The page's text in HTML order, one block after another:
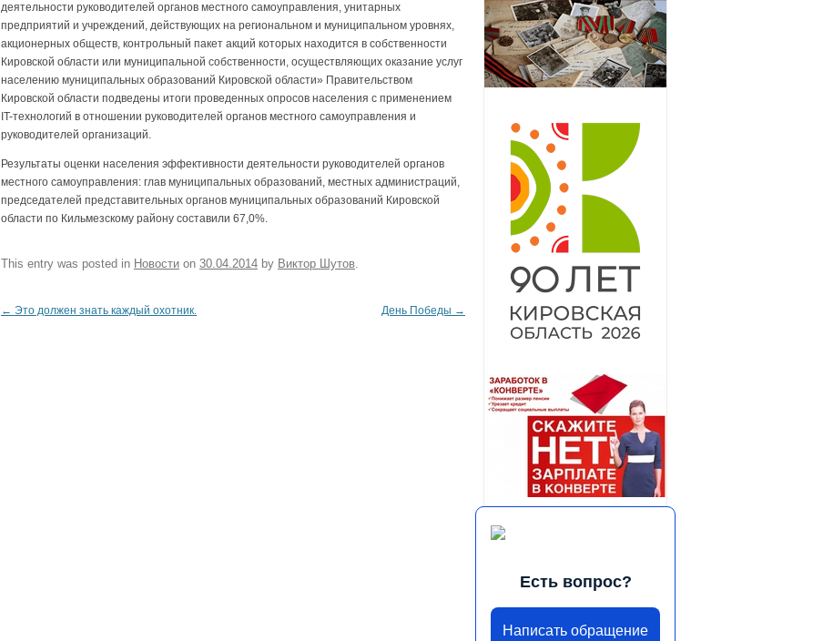
деятельности руководителей органов местного самоуправления, унитарных
предприятий и учреждений, действующих на региональном и муниципальном уровнях,
акционерных обществ, контрольный пакет акций которых находится в собственности
Кировской области или муниципальной собственности, осуществляющих оказание услуг
населению муниципальных образований Кировской области» Правительством
Кировской области подведены итоги проведенных опросов населения с применением
IT-технологий в отношении руководителей органов местного самоуправления и
руководителей организаций.
Результаты оценки населения эффективности деятельности руководителей органов
местного самоуправления: глав муниципальных образований, местных администраций,
председателей представительных органов муниципальных образований Кировской
области по Кильмезскому району составили 67,0%.
This entry was posted in Новости on 30.04.2014 by Виктор Шутов
Post navigation
← Это должен знать каждый охотник. День Победы →
Есть вопрос?
Написать обращение